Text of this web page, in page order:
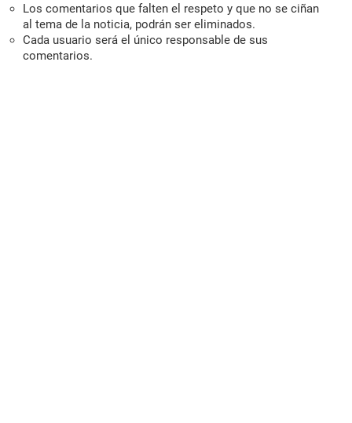
Los comentarios que falten el respeto y que no se ciñan
al tema de la noticia, podrán ser eliminados.
Cada usuario será el único responsable de sus
comentarios.